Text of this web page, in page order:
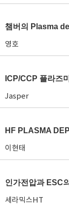
영호
Jasper
이현태
인가전압과 ESC
세라믹스HT